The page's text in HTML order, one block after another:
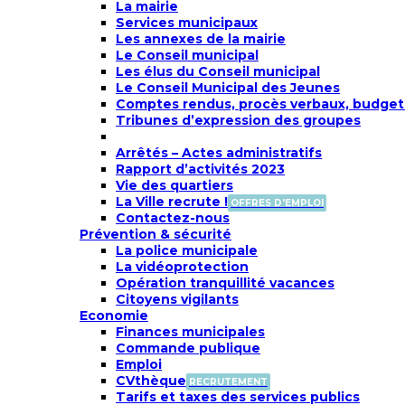
La mairie
Services municipaux
Les annexes de la mairie
Le Conseil municipal
Les élus du Conseil municipal
Le Conseil Municipal des Jeunes
Comptes rendus, procès verbaux,
Tribunes d’expression des groupes
Arrêtés – Actes administratifs
Rapport d’activités 2023
Vie des quartiers
La Ville recrute ! OFFRES D'EMPLOI
Contactez-nous
Prévention & sécurité
La police municipale
La vidéoprotection
Opération tranquillité vacances
Citoyens vigilants
Economie
Finances municipales
Commande publique
Emploi
CVthèque RECRUTEMENT
Tarifs et taxes des services publics